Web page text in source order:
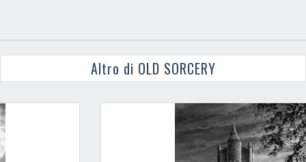
Altro di OLD SORCERY